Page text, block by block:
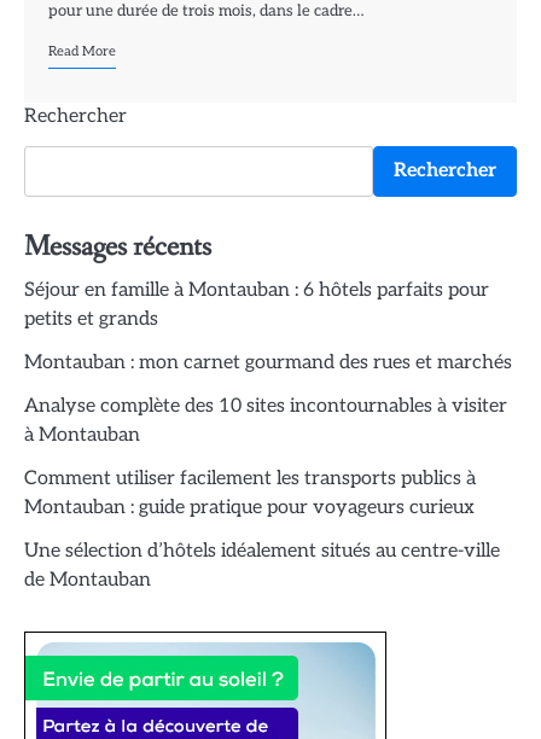
pour une durée de trois mois, dans le cadre…
Read More
Rechercher
Rechercher
Messages récents
Séjour en famille à Montauban : 6 hôtels parfaits pour
petits et grands
Montauban : mon carnet gourmand des rues et marchés
Analyse complète des 10 sites incontournables à visiter
à Montauban
Comment utiliser facilement les transports publics à
Montauban : guide pratique pour voyageurs curieux
Une sélection d’hôtels idéalement situés au centre-ville
de Montauban